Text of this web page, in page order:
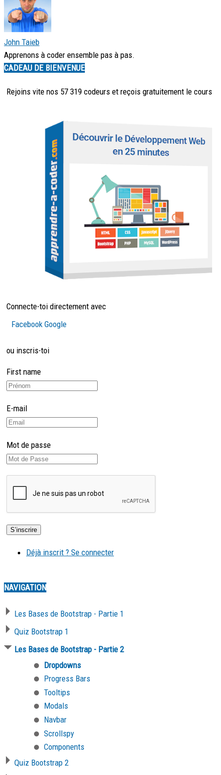
John Taieb
Apprenons à coder ensemble pas à pas.
CADEAU DE BIENVENUE
Rejoins vite nos 57 319 codeurs et reçois gratuitement le cours
Connecte-toi directement avec
Facebook Google
ou inscris-toi
First name
E-mail
Mot de passe
Déjà inscrit ? Se connecter
NAVIGATION
Les Bases de Bootstrap - Partie 1
Quiz Bootstrap 1
Les Bases de Bootstrap - Partie 2
Dropdowns
Progress Bars
Tooltips
Modals
Navbar
Scrollspy
Components
Quiz Bootstrap 2